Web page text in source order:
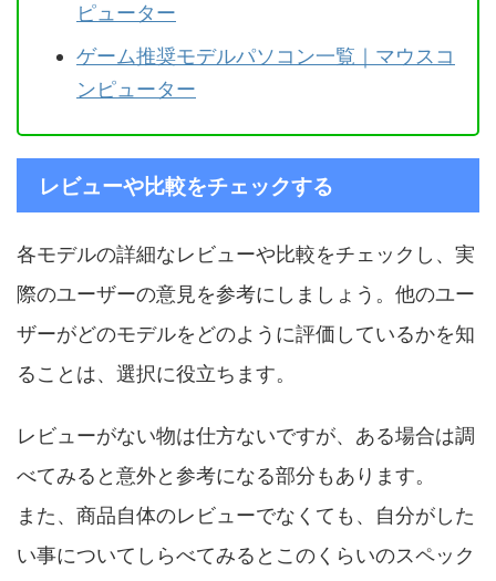
ピューター
ゲーム推奨モデルパソコン一覧｜マウスコ
ンピューター
レビューや比較をチェックする
各モデルの詳細なレビューや比較をチェックし、実
際のユーザーの意見を参考にしましょう。他のユー
ザーがどのモデルをどのように評価しているかを知
ることは、選択に役立ちます。
レビューがない物は仕方ないですが、ある場合は調
べてみると意外と参考になる部分もあります。
また、商品自体のレビューでなくても、自分がした
い事についてしらべてみるとこのくらいのスペック